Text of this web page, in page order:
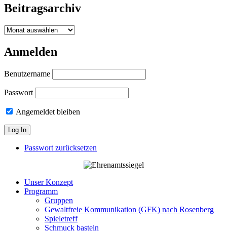
Beitragsarchiv
Beitragsarchiv
Anmelden
Benutzername
Passwort
Angemeldet bleiben
Passwort zurücksetzen
Unser Konzept
Programm
Gruppen
Gewaltfreie Kommunikation (GFK) nach Rosenberg
Spieletreff
Schmuck basteln